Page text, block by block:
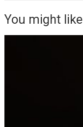
You might like